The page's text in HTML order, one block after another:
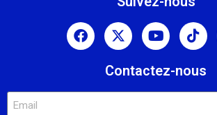
Contactez-nous